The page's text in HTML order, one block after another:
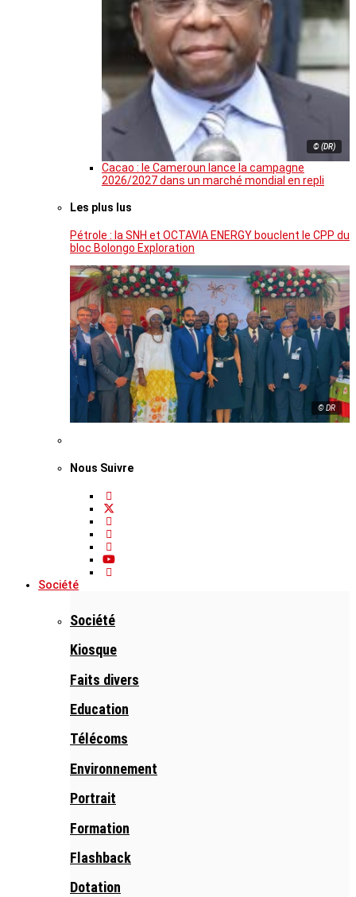
© (DR)
Cacao : le Cameroun lance la campagne
2026/2027 dans un marché mondial en repli
Les plus lus
Pétrole : la SNH et OCTAVIA ENERGY bouclent le CPP du
bloc Bolongo Exploration
© DR
Nous Suivre
Société
Société
Kiosque
Faits divers
Education
Télécoms
Environnement
Portrait
Formation
Flashback
Dotation